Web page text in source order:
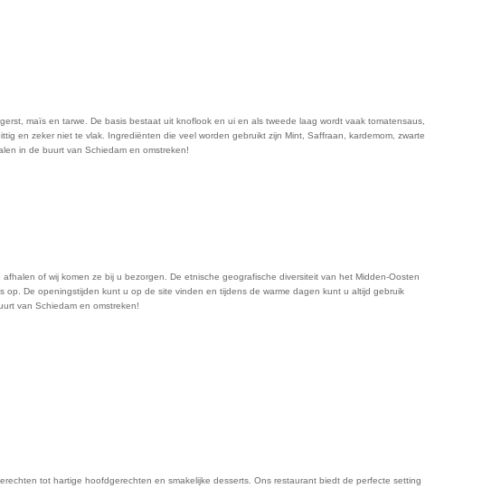
maïs en tarwe. De basis bestaat uit knoflook en ui en als tweede laag wordt vaak tomatensaus,
en zeker niet te vlak. Ingrediënten die veel worden gebruikt zijn Mint, Saffraan, kardemom, zwarte
in de buurt van Schiedam en omstreken!
of wij komen ze bij u bezorgen. De etnische geografische diversiteit van het Midden-Oosten
De openingstijden kunt u op de site vinden en tijdens de warme dagen kunt u altijd gebruik
van Schiedam en omstreken!
tot hartige hoofdgerechten en smakelijke desserts. Ons restaurant biedt de perfecte setting